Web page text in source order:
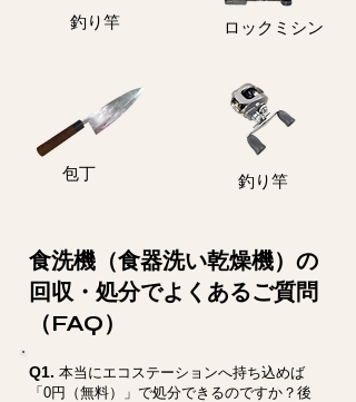
釣り竿 ロックミシン
包丁 釣り竿
食洗機（食器洗い乾燥機）の
回収・処分でよくあるご質問
（FAQ）
Q1. 本当にエコステーションへ持ち込めば
「0円（無料）」で処分できるのですか？後